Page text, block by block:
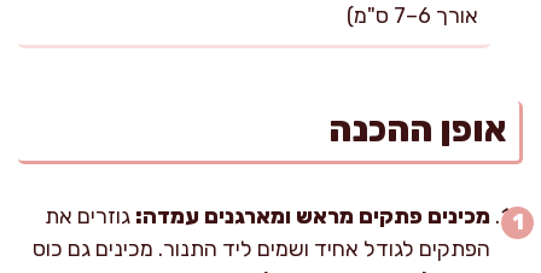
אורך 6–7 ס"מ)
אופן ההכנה
מכינים פתקים מראש ומארגנים עמדה: גוזרים את
הפתקים לגודל אחיד ושמים ליד התנור. מכינים גם כוס